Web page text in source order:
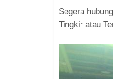
Segera
Tingkir atau